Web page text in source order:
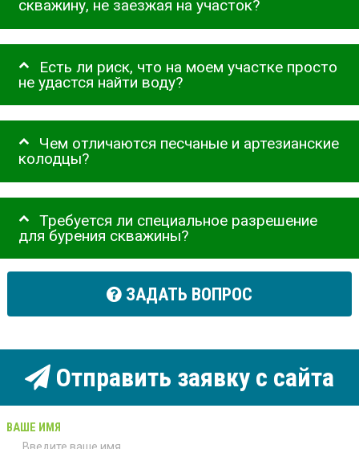
скважину, не заезжая на участок?
Есть ли риск, что на моем участке просто
не удастся найти воду?
Чем отличаются песчаные и артезианские
колодцы?
Требуется ли специальное разрешение
для бурения скважины?
ЗАДАТЬ ВОПРОС
Отправить заявку с сайта
ВАШЕ ИМЯ